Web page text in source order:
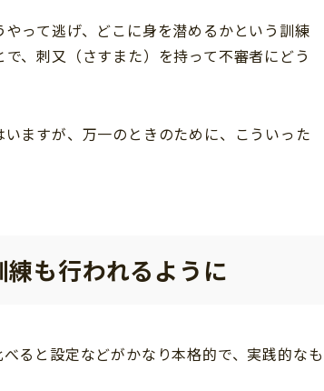
って逃げ、どこに身を潜めるかという訓練
、刺又（さすまた）を持って不審者にどう
ますが、万一のときのために、こういった
も行われるように
ると設定などがかなり本格的で、実践的なも